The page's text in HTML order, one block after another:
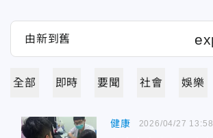
全部 即時 要聞 社會 娛樂
健康 2026/04/27 13:58